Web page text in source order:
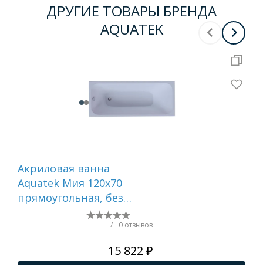
ДРУГИЕ ТОВАРЫ БРЕНДА
AQUATEK
Акриловая ванна
Aquatek Мия 120x70
прямоугольная, без
каркаса и экрана
/ 0 отзывов
15 822 ₽